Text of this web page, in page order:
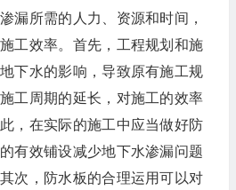
漏所需的人力、资源和时间，
工效率。首先，工程规划和施
下水的影响，导致原有施工规
工周期的延长，对施工的效率
，在实际的施工中应当做好防
有效铺设减少地下水渗漏问题
次，防水板的合理运用可以对